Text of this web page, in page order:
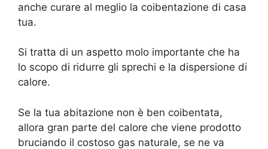
anche curare al meglio la coibentazione di casa
tua.
Si tratta di un aspetto molo importante che ha
lo scopo di ridurre gli sprechi e la dispersione di
calore.
Se la tua abitazione non è ben coibentata,
allora gran parte del calore che viene prodotto
bruciando il costoso gas naturale, se ne va